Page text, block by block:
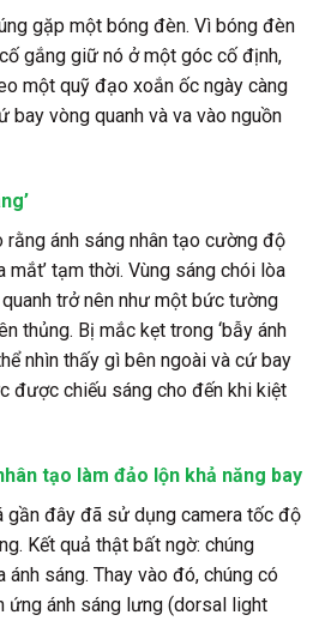
gặp một bóng đèn. Vì bóng đèn
gắng giữ nó ở một góc cố định,
một quỹ đạo xoắn ốc ngày càng
bay vòng quanh và va vào nguồn
ánh sáng nhân tạo cường độ
mắt’ tạm thời. Vùng sáng chói lòa
trở nên như một bức tường
thủng. Bị mắc kẹt trong ‘bẫy ánh
nhìn thấy gì bên ngoài và cứ bay
được chiếu sáng cho đến khi kiệt
tạo làm đảo lộn khả năng bay
gần đây đã sử dụng camera tốc độ
Kết quả thật bất ngờ: chúng
ánh sáng. Thay vào đó, chúng có
ứng ánh sáng lưng (dorsal light